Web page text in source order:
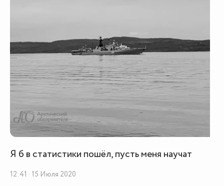
Я б в статистики пошёл, пусть меня научат
12:41 · 15 Июля 2020